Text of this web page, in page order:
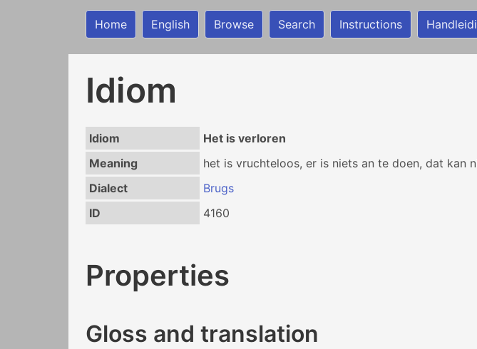
Home English Browse Search Instructions
Idiom
Idiom
Het is verloren
Meaning
het is vruchteloos, er is niets an te doen, dat kan
Dialect
Brugs
ID
4160
Properties
Gloss and translation